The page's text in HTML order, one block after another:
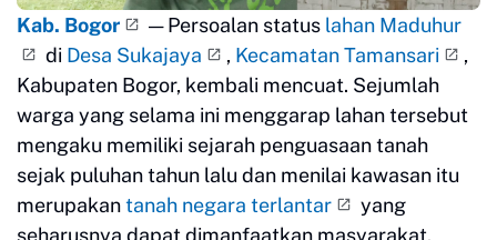
Kab. Bogor — Persoalan status lahan Maduhur
di Desa Sukajaya , Kecamatan Tamansari
,
Kabupaten Bogor, kembali mencuat. Sejumlah
warga yang selama ini menggarap lahan tersebut
mengaku memiliki sejarah penguasaan tanah
sejak puluhan tahun lalu dan menilai kawasan itu
merupakantanah negara terlantar
yang
seharusnya dapat dimanfaatkan masyarakat.